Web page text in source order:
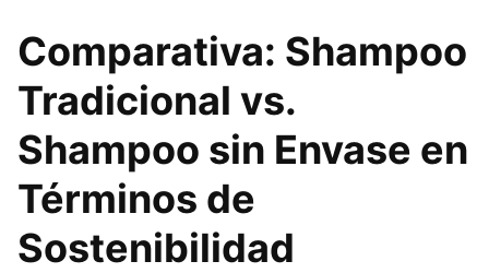
Comparativa: Shampoo
Tradicional vs.
Shampoo sin Envase en
Términos de
Sostenibilidad